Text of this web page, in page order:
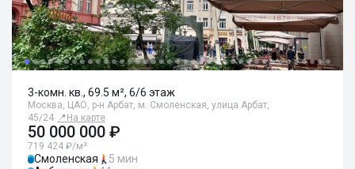
3-комн. кв., 69.5 м², 6/6 этаж
Москва, ЦАО, р-н Арбат, м. Смоленская, улица Арбат,
45/24 📍 На карте
50 000 000 ₽
719 424 ₽/м²
Смоленская
5 мин